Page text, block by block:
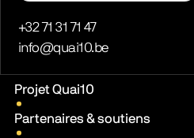
Téléphone
+32 71 31 71 47
E-mail
info@quai10.be
Liens pratiques
Projet Quai10
Partenaires & soutiens